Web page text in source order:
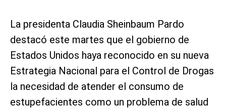
La presidenta Claudia Sheinbaum Pardo
destacó este martes que el gobierno de
Estados Unidos haya reconocido en su nueva
Estrategia Nacional para el Control de Drogas
la necesidad de atender el consumo de
estupefacientes como un problema de salud